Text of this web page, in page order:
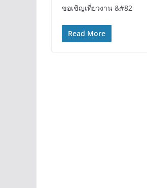
ขอเชิญเที่ยวงาน &#82
Read More